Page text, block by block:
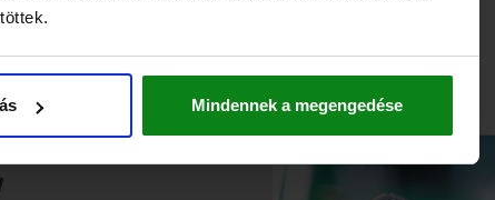
Mindennek a megengedése